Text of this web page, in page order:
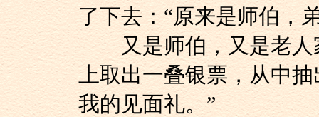
了下去：“原来是师伯，
又是师伯，又是老人
上取出一叠银票，从中
我的见面礼。”